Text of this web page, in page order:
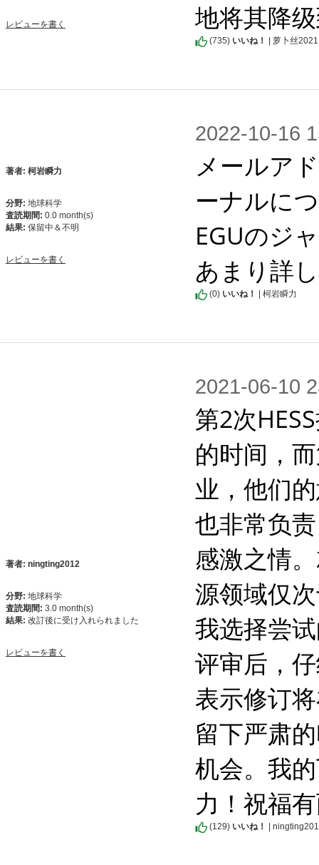
レビューを書く 地将其降
(735) いいね！ | 萝卜丝2021
著者: 柯岩瞬力
分野: 地球科学
査読期間: 0.0 month(s)
結果: 保留中＆不明
レビューを書く
2022-10-16
メールア
ーナルに
EGUのジ
あまり詳
(0) いいね！ | 柯岩瞬力
著者: ningting2012
分野: 地球科学
査読期間: 3.0 month(s)
結果: 改訂後に受け入れられました
レビューを書く
2021-06-10
第2次
的时间，
业，他们
也非常负
感激之情
源领域仅
我选择尝
评审后，
表示修订
留下严肃
机会。我
力！祝福
(129) いいね！ |